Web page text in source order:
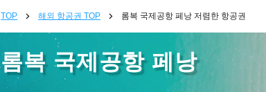
TOP 해외 항공권 TOP 롬복 국제공항 페낭 저렴한 항공권
롬복 국제공항 페낭